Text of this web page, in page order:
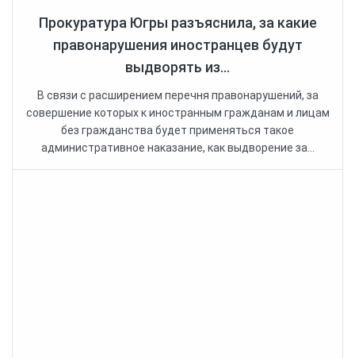
Прокуратура Югры разъяснила, за какие
правонарушения иностранцев будут
выдворять из...
В связи с расширением перечня правонарушений, за
совершение которых к иностранным гражданам и лицам
без гражданства будет применяться такое
административное наказание, как выдворение за...